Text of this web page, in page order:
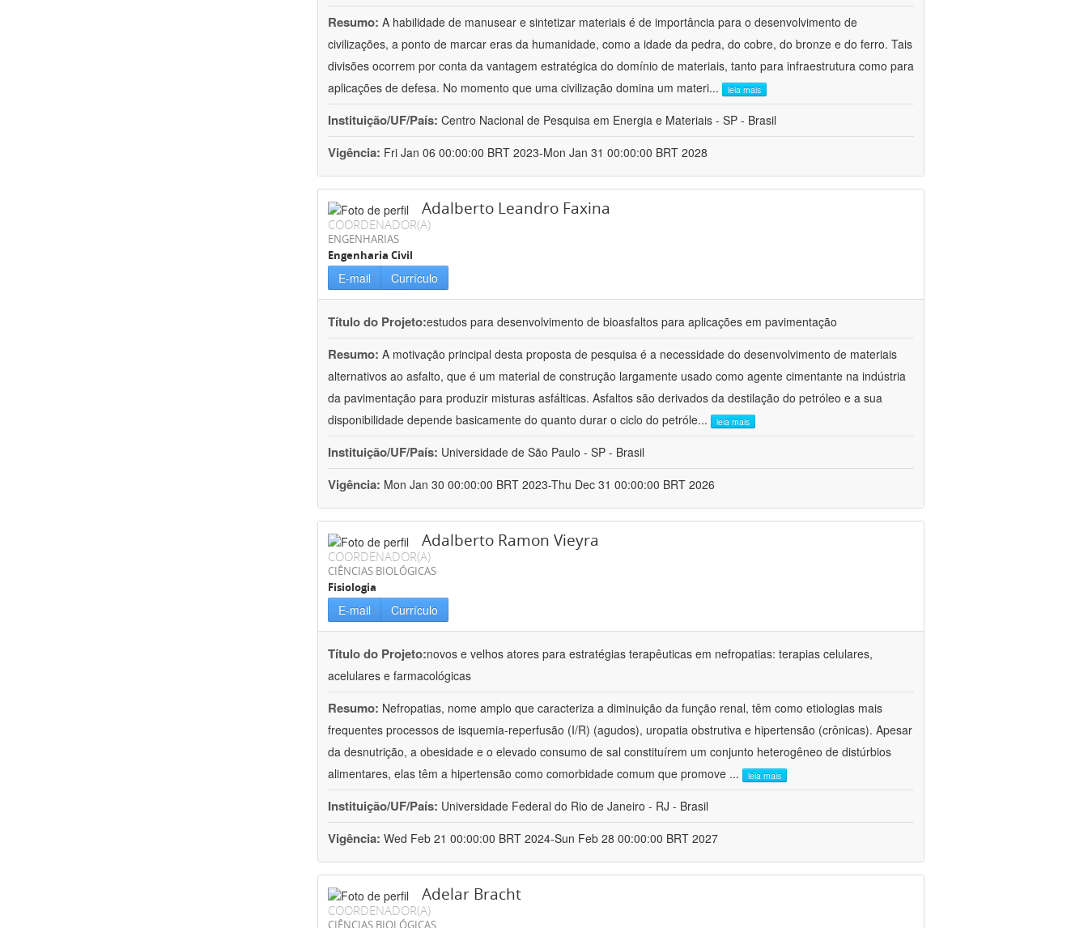
Resumo: A habilidade de manusear e sintetizar materiais é de importância para o desenvolvimento de
civilizações, a ponto de marcar eras da humanidade, como a idade da pedra, do cobre, do bronze e do ferro. Tais
divisões ocorrem por conta da vantagem estratégica do domínio de materiais, tanto para infraestrutura como para
aplicações de defesa. No momento que uma civilização domina um materi... leia mais
Instituição/UF/País: Centro Nacional de Pesquisa em Energia e Materiais - SP - Brasil
Vigência: Fri Jan 06 00:00:00 BRT 2023-Mon Jan 31 00:00:00 BRT 2028
Adalberto Leandro Faxina
COORDENADOR(A)
ENGENHARIAS
Engenharia Civil
E-mail Currículo
Título do Projeto:estudos para desenvolvimento de bioasfaltos para aplicações em pavimentação
Resumo: A motivação principal desta proposta de pesquisa é a necessidade do desenvolvimento de materiais
alternativos ao asfalto, que é um material de construção largamente usado como agente cimentante na indústria
da pavimentação para produzir misturas asfálticas. Asfaltos são derivados da destilação do petróleo e a sua
disponibilidade depende basicamente do quanto durar o ciclo do petróle... leia mais
Instituição/UF/País: Universidade de São Paulo - SP - Brasil
Vigência: Mon Jan 30 00:00:00 BRT 2023-Thu Dec 31 00:00:00 BRT 2026
Adalberto Ramon Vieyra
COORDENADOR(A)
CIÊNCIAS BIOLÓGICAS
Fisiologia
E-mail Currículo
Título do Projeto:novos e velhos atores para estratégias terapêuticas em nefropatias: terapias celulares,
acelulares e farmacológicas
Resumo: Nefropatias, nome amplo que caracteriza a diminuição da função renal, têm como etiologias mais
frequentes processos de isquemia-reperfusão (I/R) (agudos), uropatia obstrutiva e hipertensão (crônicas). Apesar
da desnutrição, a obesidade e o elevado consumo de sal constituírem um conjunto heterogêneo de distúrbios
alimentares, elas têm a hipertensão como comorbidade comum que promove ... leia mais
Instituição/UF/País: Universidade Federal do Rio de Janeiro - RJ - Brasil
Vigência: Wed Feb 21 00:00:00 BRT 2024-Sun Feb 28 00:00:00 BRT 2027
Adelar Bracht
COORDENADOR(A)
CIÊNCIAS BIOLÓGICAS